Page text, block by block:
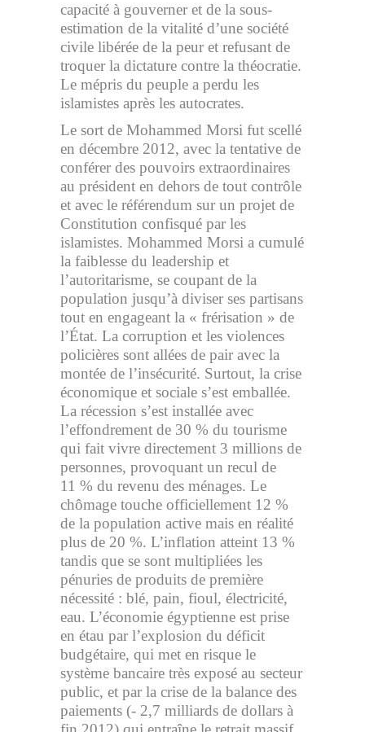
capacité à gouverner et de la sous-
estimation de la vitalité d’une société
civile libérée de la peur et refusant de
troquer la dictature contre la théocratie.
Le mépris du peuple a perdu les
islamistes après les autocrates.
Le sort de Mohammed Morsi fut scellé
en décembre 2012, avec la tentative de
conférer des pouvoirs extraordinaires
au président en dehors de tout contrôle
et avec le référendum sur un projet de
Constitution confisqué par les
islamistes. Mohammed Morsi a cumulé
la faiblesse du leadership et
l’autoritarisme, se coupant de la
population jusqu’à diviser ses partisans
tout en engageant la « frérisation » de
l’État. La corruption et les violences
policières sont allées de pair avec la
montée de l’insécurité. Surtout, la crise
économique et sociale s’est emballée.
La récession s’est installée avec
l’effondrement de 30 % du tourisme
qui fait vivre directement 3 millions de
personnes, provoquant un recul de
11 % du revenu des ménages. Le
chômage touche officiellement 12 %
de la population active mais en réalité
plus de 20 %. L’inflation atteint 13 %
tandis que se sont multipliées les
pénuries de produits de première
nécessité : blé, pain, fioul, électricité,
eau. L’économie égyptienne est prise
en étau par l’explosion du déficit
budgétaire, qui met en risque le
système bancaire très exposé au secteur
public, et par la crise de la balance des
paiements (- 2,7 milliards de dollars à